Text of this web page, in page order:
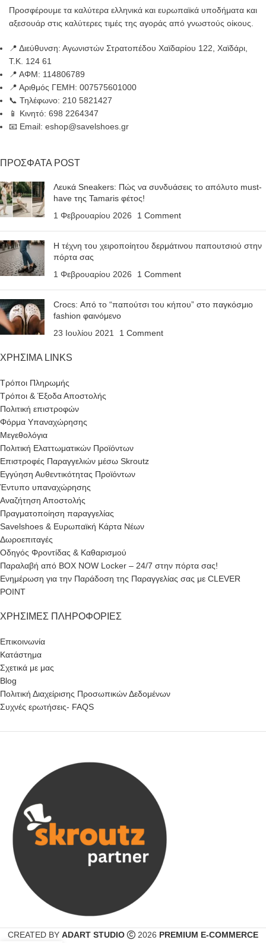
Προσφέρουμε τα καλύτερα ελληνικά και ευρωπαϊκά υποδήματα και
αξεσουάρ στις καλύτερες τιμές της αγοράς από γνωστούς οίκους.
📍 Διεύθυνση: Αγωνιστών Στρατοπέδου Χαϊδαρίου 122, Χαϊδάρι,
Τ.Κ. 124 61
📍 ΑΦΜ: 114806789
📍 Αριθμός ΓΕΜΗ: 007575601000
📞 Τηλέφωνο: 210 5821427
📱 Κινητό: 698 2264347
📧 Email: eshop@savelshoes.gr
ΠΡΟΣΦΑΤΑ POST
Λευκά Sneakers: Πώς να συνδυάσεις το απόλυτο must-
have της Tamaris φέτος!
1 Φεβρουαρίου 2026
1 Comment
Η τέχνη του χειροποίητου δερμάτινου παπουτσιού στην
πόρτα σας
1 Φεβρουαρίου 2026
1 Comment
Crocs: Από το “παπούτσι του κήπου” στο παγκόσμιο
fashion φαινόμενο
23 Ιουλίου 2021
1 Comment
ΧΡΗΣΙΜΑ LINKS
Τρόποι Πληρωμής
Τρόποι & Έξοδα Αποστολής
Πολιτική επιστροφών
Φόρμα Υπαναχώρησης
Μεγεθολόγια
Πολιτική Ελαττωματικών Προϊόντων
Επιστροφές Παραγγελιών μέσω Skroutz
Εγγύηση Αυθεντικότητας Προϊόντων
Έντυπο υπαναχώρησης
Αναζήτηση Αποστολής
Πραγματοποίηση παραγγελίας
Savelshoes & Ευρωπαϊκή Κάρτα Νέων
Δωροεπιταγές
Οδηγός Φροντίδας & Καθαρισμού
Παραλαβή από BOX NOW Locker – 24/7 στην πόρτα σας!
Ενημέρωση για την Παράδοση της Παραγγελίας σας με CLEVER
POINT
ΧΡΉΣΙΜΕΣ ΠΛΗΡΟΦΟΡΊΕΣ
Επικοινωνία
Κατάστημα
Σχετικά με μας
Blog
Πολιτική Διαχείρισης Προσωπικών Δεδομένων
Συχνές ερωτήσεις- FAQS
CREATED BY ADART STUDIO 2026 PREMIUM E-COMMERCE